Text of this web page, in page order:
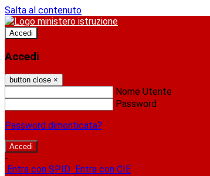
Salta al contenuto
Accedi
Accedi
button close ×
Nome Utente
Password
Password dimenticata?
-
Entra con SPID Entra con CIE